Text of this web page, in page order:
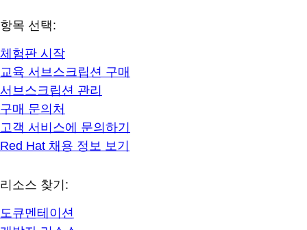
항목 선택:
체험판 시작
교육 서브스크립션 구매
서브스크립션 관리
구매 문의처
고객 서비스에 문의하기
Red Hat 채용 정보 보기
리소스 찾기:
도큐멘테이션